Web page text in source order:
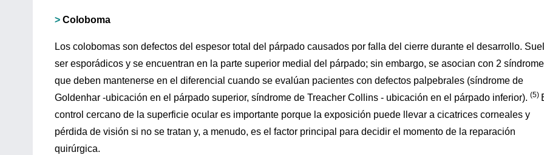
> Coloboma
Los colobomas son defectos del espesor total del párpado causados por falla del cierre durante el desarrollo.
ser esporádicos y se encuentran en la parte superior medial del párpado; sin embargo, se asocian con 2
que deben mantenerse en el diferencial cuando se evalúan pacientes con defectos palpebrales (síndrome de
Goldenhar -ubicación en el párpado superior, síndrome de Treacher Collins - ubicación en el párpado inferior). (5)
control cercano de la superficie ocular es importante porque la exposición puede llevar a cicatrices corneales y
pérdida de visión si no se tratan y, a menudo, es el factor principal para decidir el momento de la reparación
quirúrgica.